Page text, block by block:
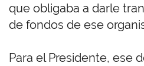
que obligaba a darle
de fondos de ese
Para el Presidente, ese